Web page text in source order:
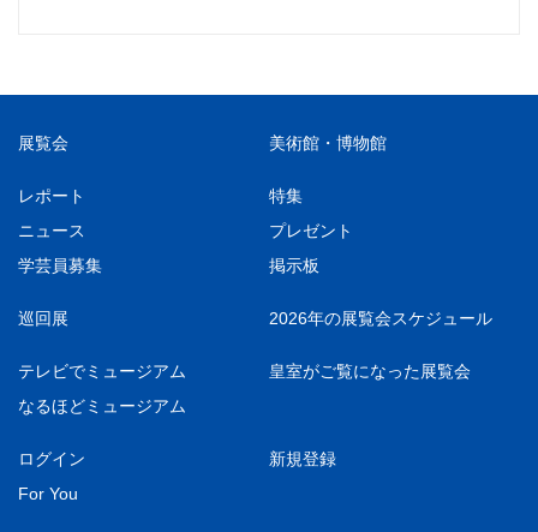
展覧会 美術館・博物館
レポート
特集
ニュース
プレゼント
学芸員募集
掲示板
巡回展 2026年の展覧会スケジュール
テレビでミュージアム
皇室がご覧になった展覧会
なるほどミュージアム
ログイン
新規登録
For You